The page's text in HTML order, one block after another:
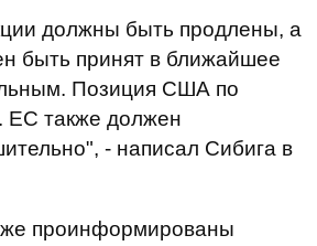
должны быть продлены, а
быть принят в ближайшее
Позиция США по
ЕС также должен
- написал Сибига в
проинформированы